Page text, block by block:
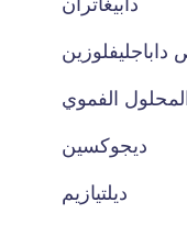
داباجليفلوزين
الفموي
ديجوكسين
ديلتيازيم